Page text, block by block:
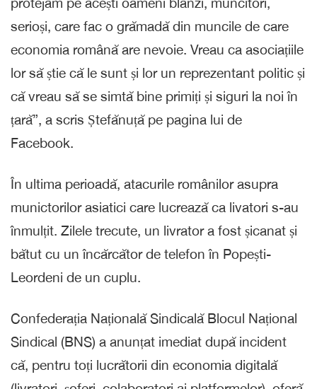
serioși, care fac o grămadă din muncile de care
economia română are nevoie. Vreau ca asociațiile
lor să știe că le sunt și lor un reprezentant politic și
că vreau să se simtă bine primiți și siguri la noi în
țară”, a scris Ștefănuță pe pagina lui de
Facebook.
În ultima perioadă, atacurile românilor asupra
munictorilor asiatici care lucrează ca livatori s-au
înmulțit. Zilele trecute, un livrator a fost șicanat și
bătut cu un încărcător de telefon în Popești-
Leordeni de un cuplu.
Confederația Națională Sindicală Blocul Național
Sindical (BNS) a anunțat imediat după incident
că, pentru toți lucrătorii din economia digitală